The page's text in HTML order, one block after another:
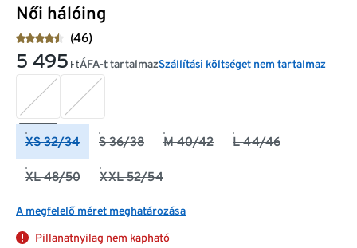
Női hálóing
(46)
5 495 FtÁFA-t tartalmazSzállítási költséget nem tartalmaz
XS 32/34 S 36/38 M 40/42 L 44/46
XL 48/50 XXL 52/54
A megfelelő méret meghatározása
Pillanatnyilag nem kapható